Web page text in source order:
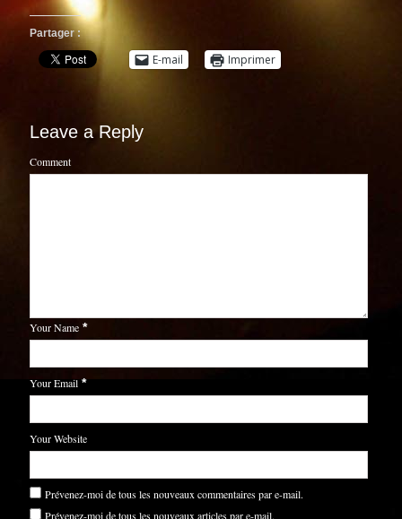
Partager :
E-mail Imprimer
Leave a Reply
Comment
Your Name *
Your Email *
Your Website
Prévenez-moi de tous les nouveaux commentaires par e-mail.
Prévenez-moi de tous les nouveaux articles par e-mail.